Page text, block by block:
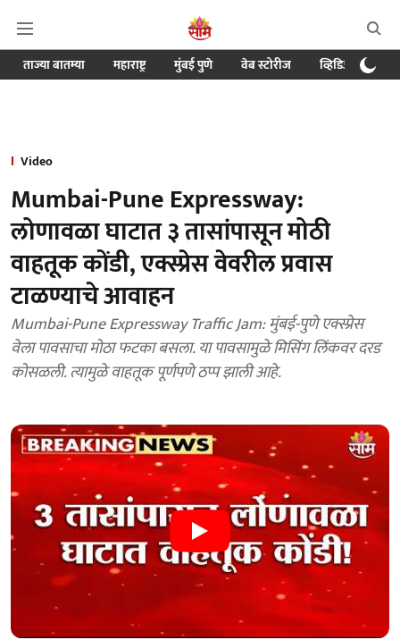
ताज्या बातम्या महाराष्ट्र मुंबई पुणे वेब स्टोरीज व्हिडिओ
Video
Mumbai-Pune Expressway:
लोणावळा घाटात ३ तासांपासून मोठी
वाहतूक कोंडी, एक्स्प्रेस वेवरील प्रवास
टाळण्याचे आवाहन
Mumbai-Pune Expressway Traffic Jam: मुंबई-पुणे एक्स्प्रेस
वेला पावसाचा मोठा फटका बसला. या पावसामुळे मिसिंग लिंकवर दरड
कोसळली. त्यामुळे वाहतूक पूर्णपणे ठप्प झाली आहे.